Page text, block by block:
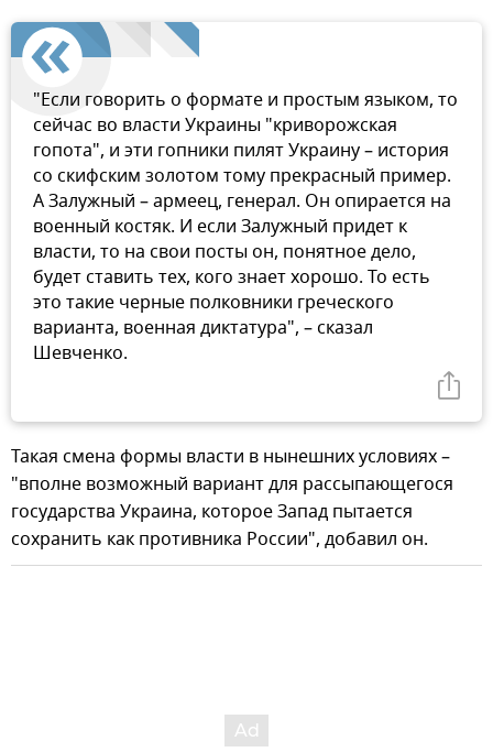
"Если говорить о формате и простым языком, то
сейчас во власти Украины "криворожская
гопота", и эти гопники пилят Украину – история
со скифским золотом тому прекрасный пример.
А Залужный – армеец, генерал. Он опирается на
военный костяк. И если Залужный придет к
власти, то на свои посты он, понятное дело,
будет ставить тех, кого знает хорошо. То есть
это такие черные полковники греческого
варианта, военная диктатура", – сказал
Шевченко.
Такая смена формы власти в нынешних условиях –
"вполне возможный вариант для рассыпающегося
государства Украина, которое Запад пытается
сохранить как противника России", добавил он.